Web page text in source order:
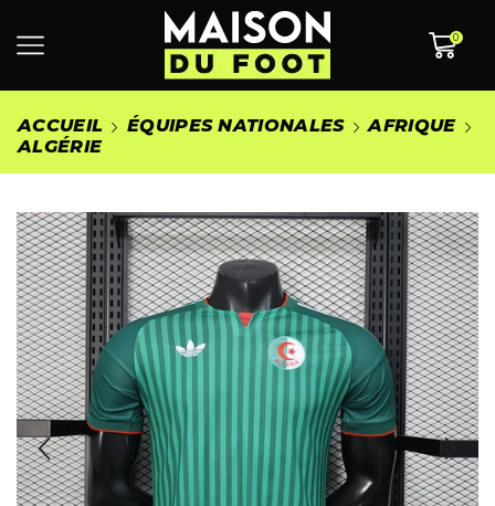
0
ACCUEIL ÉQUIPES NATIONALES
AFRIQUE
ALGÉRIE